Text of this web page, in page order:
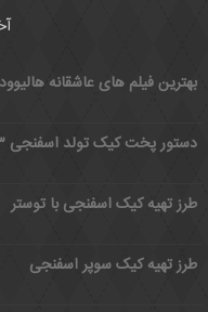
بهترین فیلم های عاشقانه هالیوود
دستور پخت کیک تولد اسفنجی ۳ تخم مرغی
طرز تهیه کیک اسفنجی با توستر
طرز تهیه کیک سوپر اسفنجی